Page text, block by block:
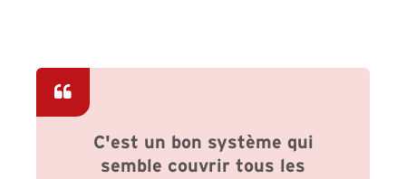
C'est un bon système qui
semble couvrir tous les